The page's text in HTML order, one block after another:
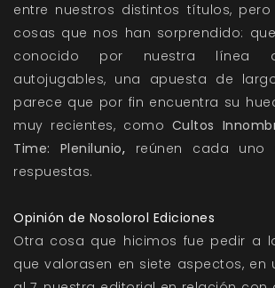
entre nuestros distintos títulos,
cosas que nos han sorprendido:
conocido por nuestra línea
autojugables, una apuesta de
parece que por fin encuentra su
muy recientes, como Cultos
Time: Plenilunio, reúnen cada uno
respuestas.
Opinión de Nosolorol Ediciones
Otra cosa que hicimos fue pedir a
que valorasen en siete aspectos, en